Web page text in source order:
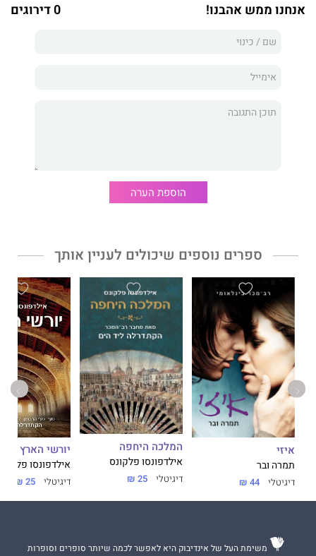
של אחד מנכבדי העיר האהובים ביותר, ארנאו אסטניול.
של המנטור שלו — מנצלת את עמדתה בחסות המלך החדש כדי
לסודות עולם היין, ובין כרמים ומזקקות מגלה את התשוקה לאדמה
ואת דולסה היפה, היהודייה, שנעשית לאהובתו הראשונה על אף
האיסור על פי הדת והחוק. זו תעניק לו את הרגעים המתוקים
אנחנו ממש אהבנו! 0 דירוגים
הוספת הערה
ספרים נוספים שיכולים לעניין אותך
איזי
תמרה ובר
דיגיטלי 44 ₪
המלכה היחפה
אילדפונסו פלקונס
דיגיטלי 25 ₪
יורשי הארץ
אילדפונסו
דיגיטלי 25 ₪
משימת העל של אינדיבוק היא לאפשר לכמה שיותר סופרים וסופרות